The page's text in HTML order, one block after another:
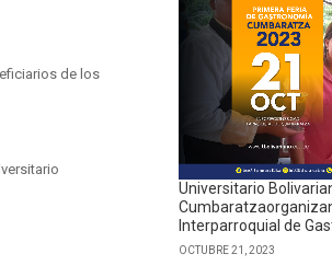
de los
Universitario
Interparroquial de
OCTUBRE 21, 2023